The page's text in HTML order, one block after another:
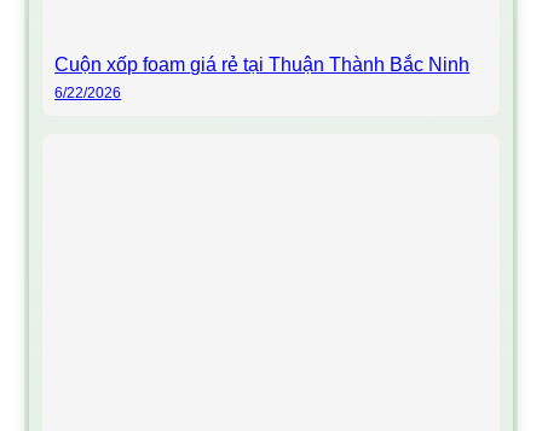
Cuộn xốp foam giá rẻ tại Thuận Thành Bắc Ninh
6/22/2026